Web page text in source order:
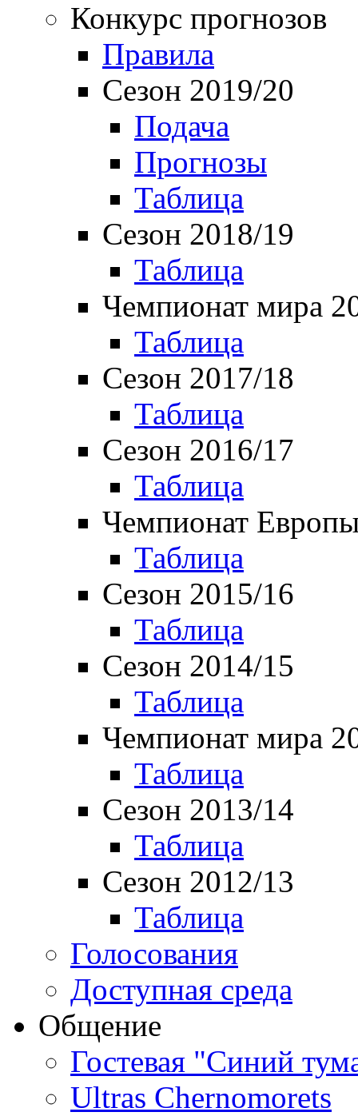
Конкурс прогнозов
Правила
Сезон 2019/20
Подача
Прогнозы
Таблица
Сезон 2018/19
Таблица
Чемпионат мира
Таблица
Сезон 2017/18
Таблица
Сезон 2016/17
Таблица
Чемпионат
Таблица
Сезон 2015/16
Таблица
Сезон 2014/15
Таблица
Чемпионат мира
Таблица
Сезон 2013/14
Таблица
Сезон 2012/13
Таблица
Голосования
Доступная среда
Общение
Гостевая "Синий
Ultras Chernomorets